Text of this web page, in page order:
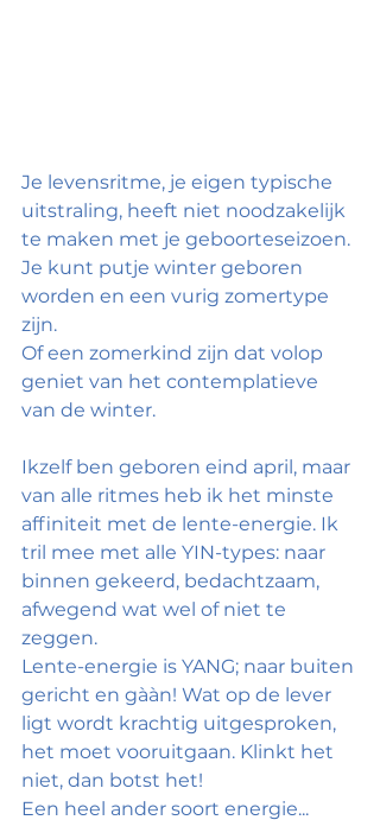
Je levensritme, je eigen typische
uitstraling, heeft niet noodzakelijk
te maken met je geboorteseizoen.
Je kunt putje winter geboren
worden en een vurig zomertype
zijn.
Of een zomerkind zijn dat volop
geniet van het contemplatieve
van de winter.
Ikzelf ben geboren eind april, maar
van alle ritmes heb ik het minste
affiniteit met de lente-energie. Ik
tril mee met alle YIN-types: naar
binnen gekeerd, bedachtzaam,
afwegend wat wel of niet te
zeggen.
Lente-energie is YANG; naar buiten
gericht en gààn! Wat op de lever
ligt wordt krachtig uitgesproken,
het moet vooruitgaan. Klinkt het
niet, dan botst het!
Een heel ander soort energie...